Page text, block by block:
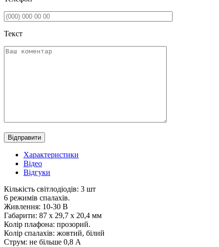
Текст
Характеристики
Вiдео
Відгуки
Кількість світлодіодів: 3 шт
6 режимів спалахів.
Живлення: 10-30 В
Габарити: 87 х 29,7 х 20,4 мм
Колір плафона: прозорий.
Колір спалахів: жовтий, білий
Струм: не більше 0,8 А